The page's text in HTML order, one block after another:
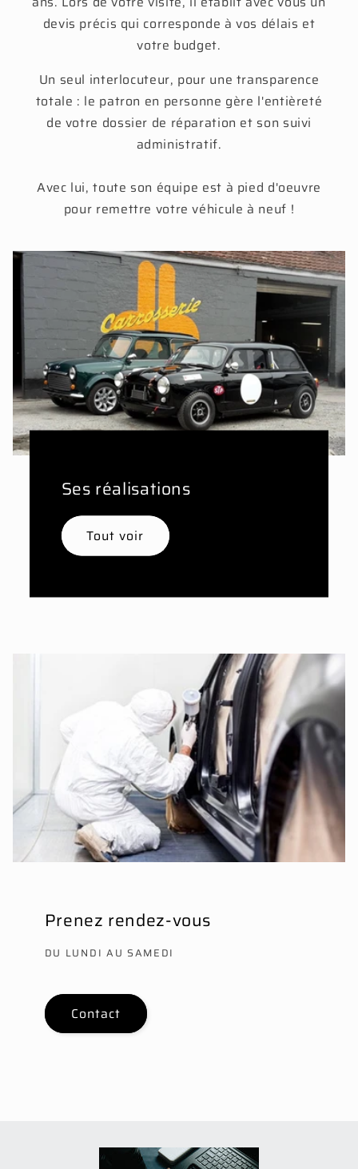
devis précis qui corresponde à vos délais et
votre budget.
Un seul interlocuteur, pour une transparence
totale : le patron en personne gère l'entièreté
de votre dossier de réparation et son suivi
administratif.
Avec lui, toute son équipe est à pied d'oeuvre
pour remettre votre véhicule à neuf !
Ses réalisations
Tout voir
Prenez rendez-vous
DU LUNDI AU SAMEDI
Contact